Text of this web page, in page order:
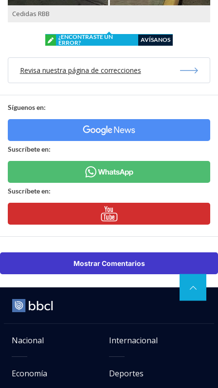
Cedidas RBB
¿ENCONTRASTE UN
ERROR?
AVÍSANOS
Revisa nuestra página de correcciones
Síguenos en:
Suscríbete en:
Suscríbete en:
Mostrar Comentarios
Nacional Internacional
Economía Deportes